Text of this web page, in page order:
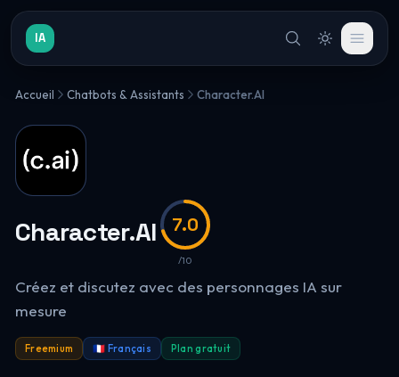
IA
Accueil Chatbots & Assistants Character.AI
Character.AI 7.0
/10
Créez et discutez avec des personnages IA sur
mesure
Freemium 🇫🇷 Français Plan gratuit